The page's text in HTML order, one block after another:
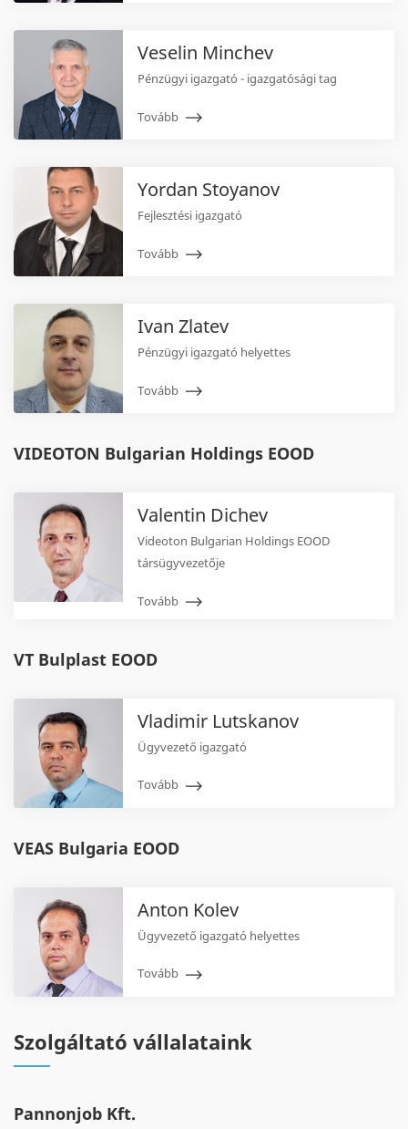
Veselin Minchev
Pénzügyi igazgató - igazgatósági tag
Tovább
Yordan Stoyanov
Fejlesztési igazgató
Tovább
Ivan Zlatev
Pénzügyi igazgató helyettes
Tovább
VIDEOTON Bulgarian Holdings EOOD
Valentin Dichev
Videoton Bulgarian Holdings EOOD
társügyvezetője
Tovább
VT Bulplast EOOD
Vladimir Lutskanov
Ügyvezető igazgató
Tovább
VEAS Bulgaria EOOD
Anton Kolev
Ügyvezető igazgató helyettes
Tovább
Szolgáltató vállalataink
Pannonjob Kft.